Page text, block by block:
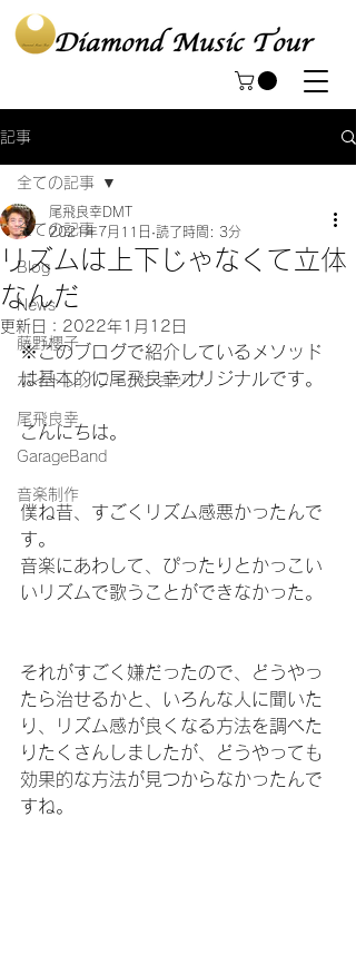
記事
全ての記事
Blog
News
藤野櫻子
ボイトレ／ワークショップ
尾飛良幸
GarageBand
音楽制作
全ての記事
リズムは上下じゃなくて立体
なんだ
尾飛良幸DMT
2021年7月11日 読了時間: 3分
更新日： 2022年1月12日
※このブログで紹介しているメソッド
は基本的に尾飛良幸オリジナルです。
こんにちは。
僕ね昔、すごくリズム感悪かったんで
す。
音楽にあわして、ぴったりとかっこい
いリズムで歌うことができなかった。
それがすごく嫌だったので、どうやっ
たら治せるかと、いろんな人に聞いた
り、リズム感が良くなる方法を調べた
りたくさんしましたが、どうやっても
効果的な方法が見つからなかったんで
すね。